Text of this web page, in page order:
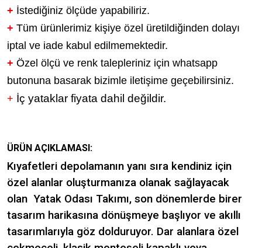
+ İstediğiniz ölçüde yapabiliriz.
+ Tüm ürünlerimiz kişiye özel üretildiğinden dolayı
iptal ve iade kabul edilmemektedir.
+ Özel ölçü ve renk talepleriniz için whatsapp
butonuna basarak bizimle iletişime geçebilirsiniz.
+ İç yataklar fiyata dahil değildir.
ÜRÜN AÇIKLAMASI:
Kıyafetleri depolamanın yanı sıra kendiniz için
özel alanlar oluşturmanıza olanak sağlayacak
olan Yatak Odası Takımı, son dönemlerde birer
tasarım harikasına dönüşmeye başlıyor ve akıllı
tasarımlarıyla göz dolduruyor. Dar alanlara özel